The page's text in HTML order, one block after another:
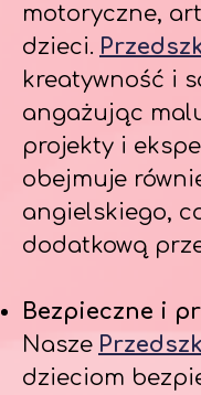
motoryczne,
dzieci.
kreatywność i
angażując
projekty i
obejmuje
angielskiego,
dodatkową
Bezpieczne i
Nasze
dzieciom